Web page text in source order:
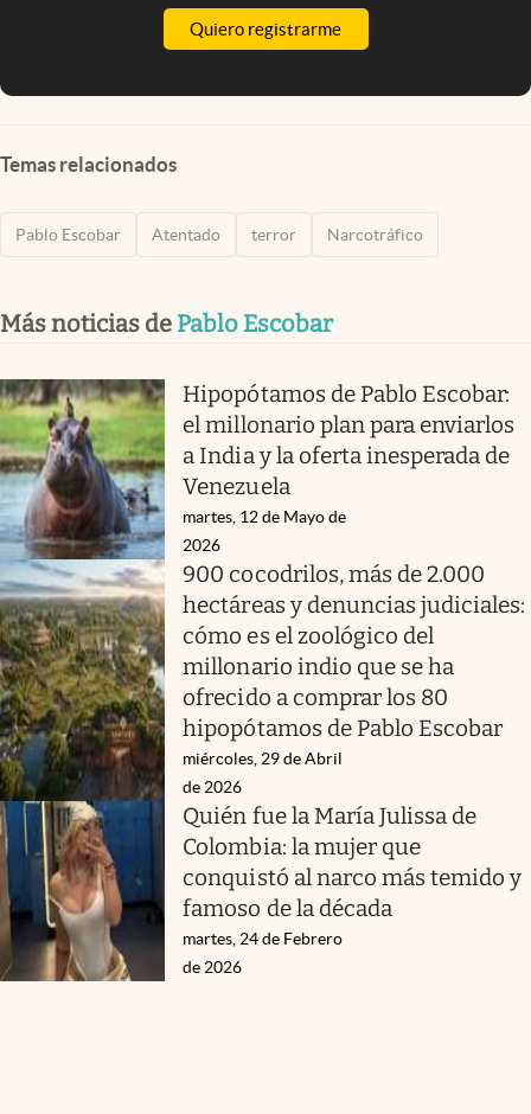
Quiero registrarme
Temas relacionados
Pablo Escobar Atentado terror Narcotráfico
Más noticias de Pablo Escobar
Hipopótamos de Pablo Escobar:
el millonario plan para enviarlos
a India y la oferta inesperada de
Venezuela
martes, 12 de Mayo de
2026
900 cocodrilos, más de 2.000
hectáreas y denuncias judiciales:
cómo es el zoológico del
millonario indio que se ha
ofrecido a comprar los 80
hipopótamos de Pablo Escobar
miércoles, 29 de Abril
de 2026
Quién fue la María Julissa de
Colombia: la mujer que
conquistó al narco más temido y
famoso de la década
martes, 24 de Febrero
de 2026